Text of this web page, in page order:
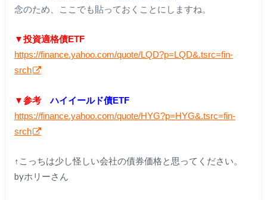
念のため、ここでも貼っておくことにしますね。
▼投資適格債ETF
https://finance.yahoo.com/quote/LQD?p=LQD&.tsrc=fin-
srch
▼参考ハイイールド債ETF
https://finance.yahoo.com/quote/HYG?p=HYG&.tsrc=fin-
srch
↑こっちは少し怪しい会社の債券価格と思ってください。
byホリーさん